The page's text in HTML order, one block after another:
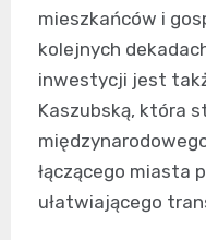
mieszkańców i
kolejnych
inwestycji jest
Kaszubską, która
łączącego miasta
ułatwiającego